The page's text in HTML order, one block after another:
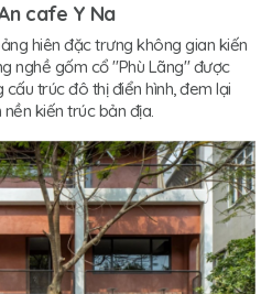
cafe Y Na
hiên đặc trưng không gian kiến
nghề gốm cổ "Phù Lãng" được
trúc đô thị điển hình, đem lại
kiến trúc bản địa.